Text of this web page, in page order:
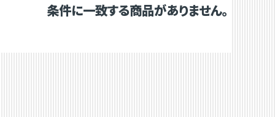
条件に一致する商品がありません。